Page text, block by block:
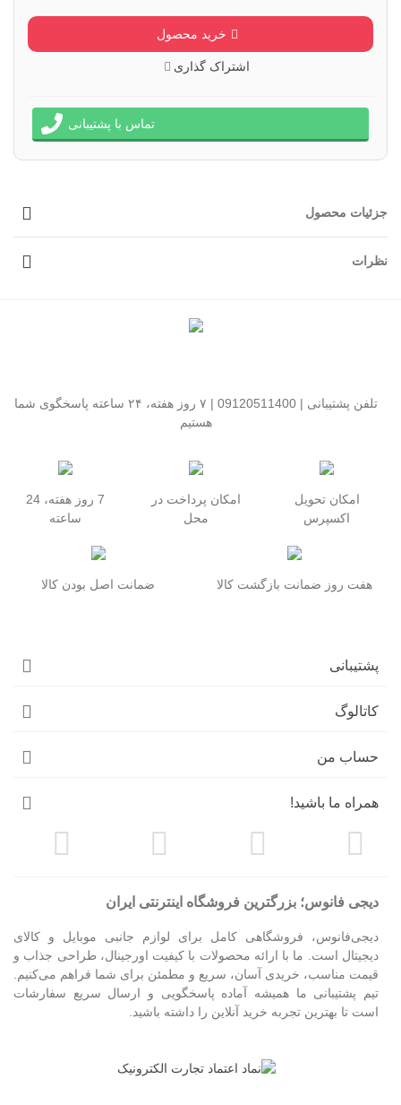
خرید محصول
اشتراک گذاری
تماس با پشتیبانی
جزئیات محصول
نظرات
تلفن پشتیبانی | 09120511400 | ۷ روز هفته، ۲۴ ساعته پاسخگوی شما
هستیم
امکان تحویل
اکسپرس
امکان پرداخت در
محل
7 روز هفته، 24
ساعته
هفت روز ضمانت بازگشت کالا ضمانت اصل بودن کالا
پشتیبانی
کاتالوگ
حساب من
همراه ما باشید!
دیجی فانوس؛ بزرگترین فروشگاه اینترنتی ایران
دیجی‌فانوس، فروشگاهی کامل برای لوازم جانبی موبایل و کالای
دیجیتال است. ما با ارائه محصولات با کیفیت اورجینال، طراحی جذاب و
قیمت مناسب، خریدی آسان، سریع و مطمئن برای شما فراهم می‌کنیم.
تیم پشتیبانی ما همیشه آماده پاسخگویی و ارسال سریع سفارشات
است تا بهترین تجربه خرید آنلاین را داشته باشید.